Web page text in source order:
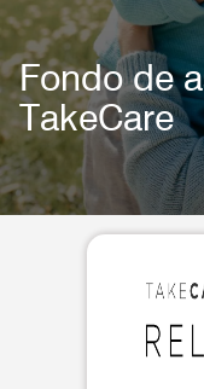
Fondo de
TakeCare